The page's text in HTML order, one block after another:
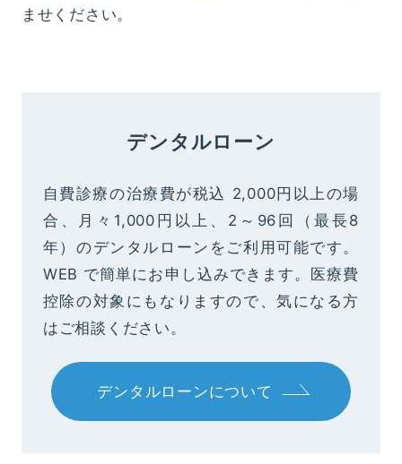
ませください。
デンタルローン
自費診療の治療費が税込 2,000円以上の場
合、月々1,000円以上、2～96回（最長8
年）のデンタルローンをご利用可能です。
WEB で簡単にお申し込みできます。医療費
控除の対象にもなりますので、気になる方
はご相談ください。
デンタルローンについて